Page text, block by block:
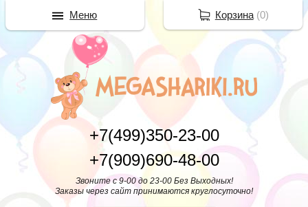
+7(499)350-23-00
+7(909)690-48-00
Звоните с 9-00 до 23-00 Без Выходных!
Заказы через сайт принимаются круглосуточно!
Корзина(0)
Меню